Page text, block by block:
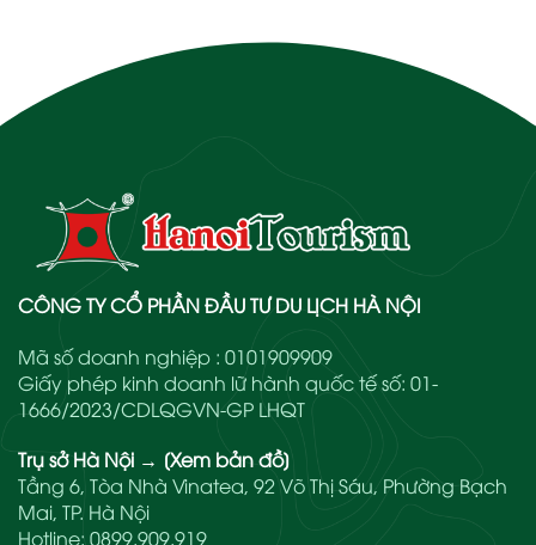
CÔNG TY CỔ PHẦN ĐẦU TƯ DU LỊCH HÀ NỘI
Mã số doanh nghiệp : 0101909909
Giấy phép kinh doanh lữ hành quốc tế số: 01-
1666/2023/CDLQGVN-GP LHQT
Trụ sở Hà Nội → [Xem bản đồ]
Tầng 6, Tòa Nhà Vinatea, 92 Võ Thị Sáu, Phường Bạch
Mai, TP. Hà Nội
Hotline: 0899.909.919